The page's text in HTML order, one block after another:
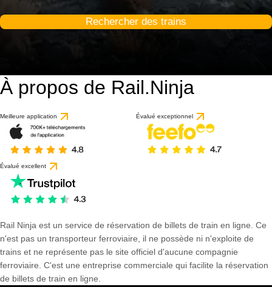
Rechercher des trains
À propos de Rail.Ninja
Meilleure application Évalué exceptionnel
Évalué excellent
Rail Ninja est un service de réservation de billets de train en ligne. Ce
n'est pas un transporteur ferroviaire, il ne possède ni n'exploite de
trains et ne représente pas le site officiel d'aucune compagnie
ferroviaire. C'est une entreprise commerciale qui facilite la réservation
de billets de train en ligne.